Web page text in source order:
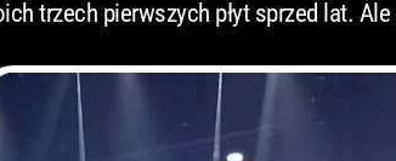
trzech pierwszych płyt sprzed lat.